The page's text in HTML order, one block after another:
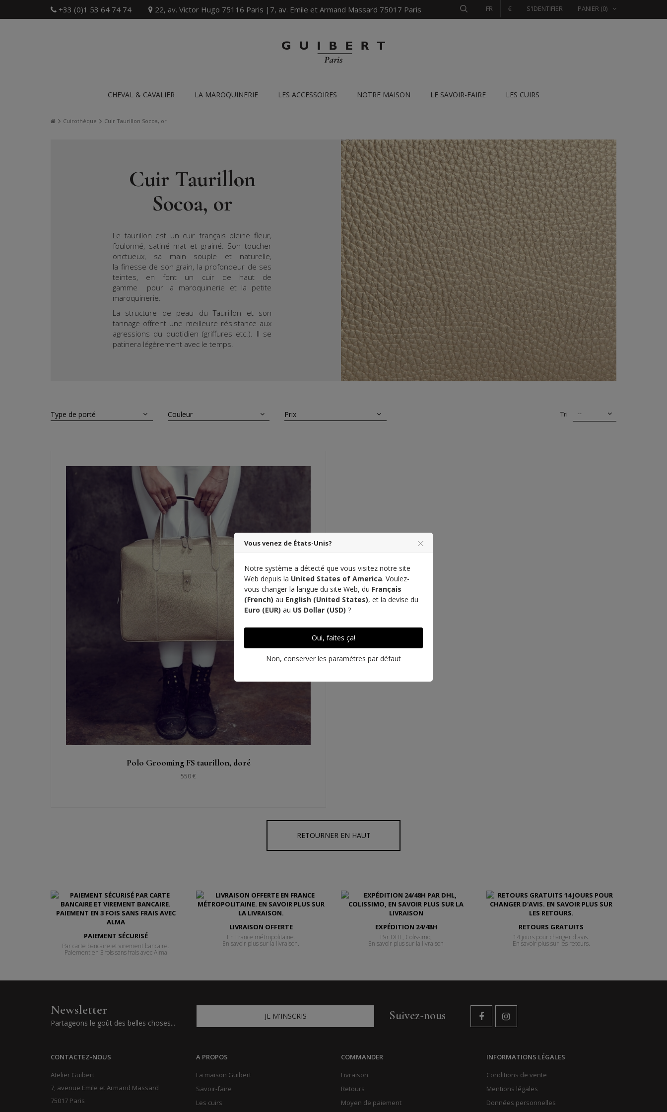
+33 (0)1 53 64 74 74 22, av. Victor Hugo 75116 Paris |7, av. Emile et Armand Massard 75017 Paris PANIER (0)
S'IDENTIFIER
€
FR
CHEVAL & CAVALIER LA MAROQUINERIE LES ACCESSOIRES NOTRE MAISON LE SAVOIR-FAIRE LES CUIRS
Cuirothèque Cuir Taurillon Socoa, or
Cuir Taurillon
Socoa, or
Le taurillon est un cuir français pleine fleur,
foulonné, satiné mat et grainé. Son toucher
onctueux, sa main souple et naturelle,
la finesse de son grain, la profondeur de ses
teintes, en font un cuir de haut de
gamme pour la maroquinerie et la petite
maroquinerie.
La structure de peau du Taurillon et son
tannage offrent une meilleure résistance aux
agressions du quotidien (griffures etc.). Il se
patinera légèrement avec le temps.
Type de porté Couleur Prix Tri --
Polo Grooming FS taurillon, doré
550 €
RETOURNER EN HAUT
PAIEMENT SÉCURISÉ
Par carte bancaire et virement bancaire.
Paiement en 3 fois sans frais avec Alma
LIVRAISON OFFERTE
En France métropolitaine.
En savoir plus sur la livraison.
EXPÉDITION 24/48H
Par DHL, Colissimo,
En savoir plus sur la livraison
RETOURS GRATUITS
14 jours pour changer d'avis.
En savoir plus sur les retours.
Newsletter
Partageons le goût des belles choses...
JE M'INSCRIS Suivez-nous
CONTACTEZ-NOUS
Atelier Guibert
7, avenue Emile et Armand Massard
75017 Paris
A PROPOS
La maison Guibert
Savoir-faire
Les cuirs
COMMANDER
Livraison
Retours
Moyen de paiement
INFORMATIONS LÉGALES
Conditions de vente
Mentions légales
Données personnelles
Vous venez de États-Unis?
Notre système a détecté que vous visitez notre site
Web depuis la United States of America. Voulez-
vous changer la langue du site Web, du Français
(French) au English (United States), et la devise du
Euro (EUR) au US Dollar (USD) ?
Oui, faites ça!
Non, conserver les paramètres par défaut